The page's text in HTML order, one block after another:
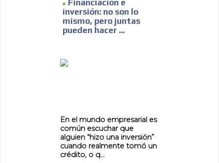
Financiación e
inversión: no son lo
mismo, pero juntas
pueden hacer ...
En el mundo empresarial es
común escuchar que
alguien “hizo una inversión”
cuando realmente tomó un
crédito, o q...
ADVERTISEMENT